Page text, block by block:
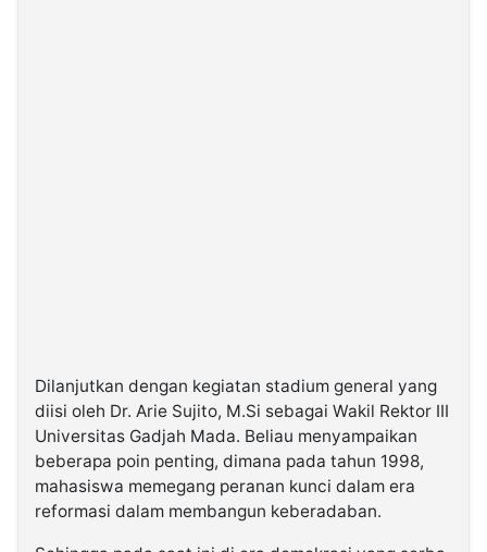
Dilanjutkan dengan kegiatan stadium general yang
diisi oleh Dr. Arie Sujito, M.Si sebagai Wakil Rektor III
Universitas Gadjah Mada. Beliau menyampaikan
beberapa poin penting, dimana pada tahun 1998,
mahasiswa memegang peranan kunci dalam era
reformasi dalam membangun keberadaban.